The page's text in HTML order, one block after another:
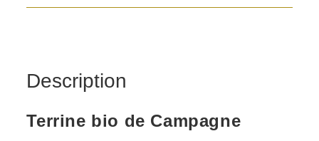
Terrine
Description
Terrine bio de Campagne